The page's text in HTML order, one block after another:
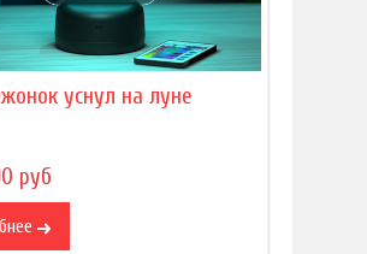
уснул на луне
руб